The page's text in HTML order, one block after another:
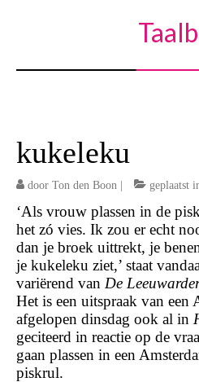
kukeleku
door Ton den Boon geplaatst
‘Als vrouw plassen in de
het zó vies. Ik zou er echt
dan je broek uittrekt, je
je kukeleku ziet,’ staat
variërend van De
Het is een uitspraak van een
afgelopen dinsdag ook al in
geciteerd in reactie op de
gaan plassen in een
piskrul.